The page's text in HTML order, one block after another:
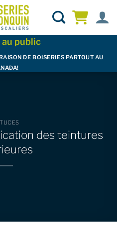
public
DE BOISERIES PARTOUT AU
des teintures